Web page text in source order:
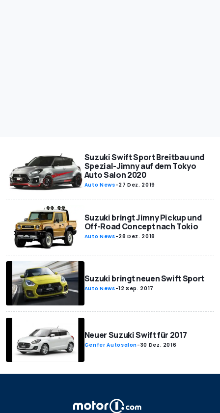
Suzuki Swift Sport Breitbau und
Spezial-Jimny auf dem Tokyo
Auto Salon 2020
Auto News-27 Dez. 2019
Suzuki bringt Jimny Pickup und
Off-Road Concept nach Tokio
Auto News-28 Dez. 2018
Suzuki bringt neuen Swift Sport
Auto News-12 Sep. 2017
Neuer Suzuki Swift für 2017
Genfer Autosalon-30 Dez. 2016